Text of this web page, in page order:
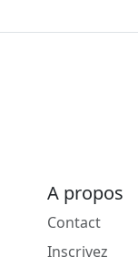
A propos
Contact
Inscrivez